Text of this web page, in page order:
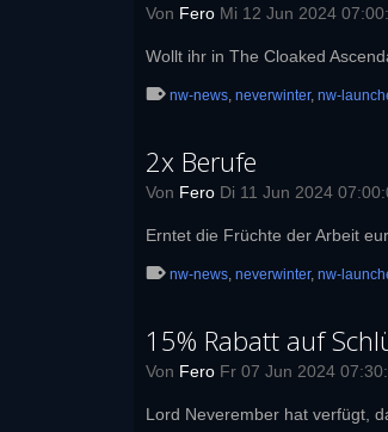
Von Fero Mi 12 Jun 2024
Wollt ihr in The Cloaked
nw-news, neverwinter, nw-
2x Berufe
Von Fero Di 11 Jun 2024
Erntet die Früchte der Arbeit
nw-news, neverwinter, nw-
15% Rabatt auf
Von Fero Fr 07 Jun 2024
Lord Neverember hat verfügt,